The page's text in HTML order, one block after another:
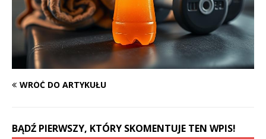
WRÓĆ DO ARTYKUŁU
BĄDŹ PIERWSZY, KTÓRY SKOMENTUJE TEN WPIS!